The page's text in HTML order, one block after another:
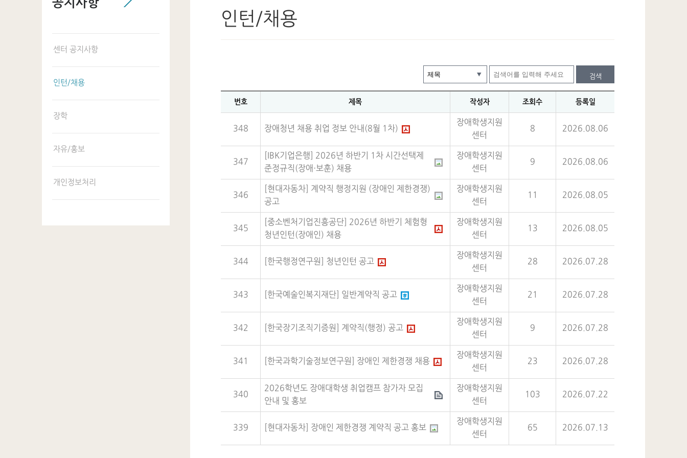
공지사항
센터 공지사항
인턴/채용
장학
자유/홍보
개인정보처리
인턴/채용
검색
번호 제목 작성자 조회수 등록일
348 장애청년 채용 취업 정보 안내(8월 1차)
장애학생지원
센터
8 2026.08.06
347
[IBK기업은행] 2026년 하반기 1차 시간선택제
준정규직(장애·보훈) 채용
장애학생지원
센터
9 2026.08.06
346
[현대자동차] 계약직 행정지원 (장애인 제한경쟁)
공고
장애학생지원
센터
11 2026.08.05
345
[중소벤처기업진흥공단] 2026년 하반기 체험형
청년인턴(장애인) 채용
장애학생지원
센터
13 2026.08.05
344 [한국행정연구원] 청년인턴 공고
장애학생지원
센터
28 2026.07.28
343 [한국예술인복지재단] 일반계약직 공고
장애학생지원
센터
21 2026.07.28
342 [한국장기조직기증원] 계약직(행정) 공고
장애학생지원
센터
9 2026.07.28
341 [한국과학기술정보연구원] 장애인 제한경쟁 채용
장애학생지원
센터
23 2026.07.28
340
2026학년도 장애대학생 취업캠프 참가자 모집
안내 및 홍보
장애학생지원
센터
103 2026.07.22
339 [현대자동차] 장애인 제한경쟁 계약직 공고 홍보
장애학생지원
센터
65 2026.07.13